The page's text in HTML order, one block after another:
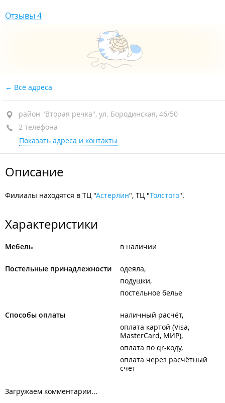
Отзывы 4
Все адреса
район "Вторая речка", ул. Бородинская, 46/50
2 телефона
Показать адреса и контакты
Описание
Филиалы находятся в ТЦ "Астерлин", ТЦ "Толстого".
Характеристики
Мебель в наличии
Постельные принадлежности
одеяла
подушки
постельное белье
Способы оплаты
наличный расчёт
оплата картой (Visa,
MasterCard, МИР)
оплата по qr-коду
оплата через расчётный
счёт
Загружаем комментарии...